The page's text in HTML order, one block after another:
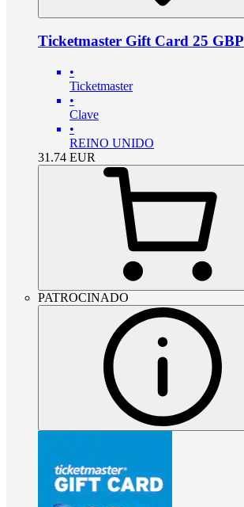
Ticketmaster Gift Card 25 GBP
•
Ticketmaster
•
Clave
•
REINO UNIDO
31.74 EUR
PATROCINADO